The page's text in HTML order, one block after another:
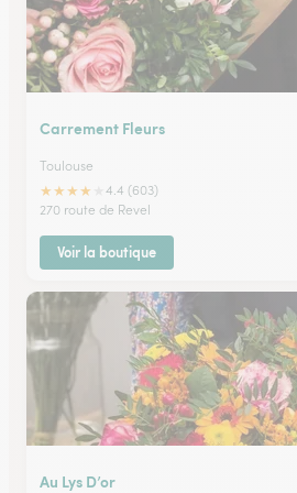
Carrement Fleurs
Toulouse
★★★★
4.4 (603)
270 route de Revel
Voir la boutique
Au Lys D’or